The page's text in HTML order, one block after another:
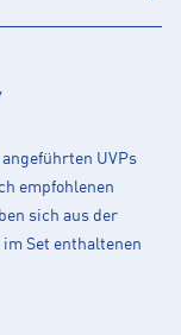
UVPs
empfohlenen
sich aus der
Set enthaltenen